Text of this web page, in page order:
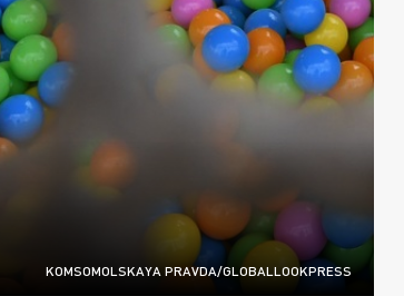
KOMSOMOLSKAYA PRAVDA/GLOBALLOOKPRESS